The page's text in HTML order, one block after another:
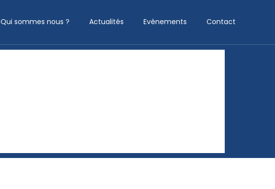
Qui sommes nous ? Actualités Evènements Contact